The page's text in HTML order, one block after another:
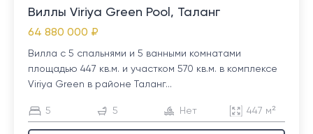
Виллы Viriya Green Pool, Таланг
64 880 000 ₽
Вилла с 5 спальнями и 5 ванными комнатами
площадью 447 кв.м. и участком 570 кв.м. в комплексе
Viriya Green в районе Таланг...
5 5 Нет 447 м²